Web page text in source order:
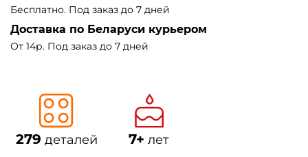
Бесплатно. Под заказ до 7 дней
Доставка по Беларуси курьером
От 14р. Под заказ до 7 дней
279 деталей 7+ лет